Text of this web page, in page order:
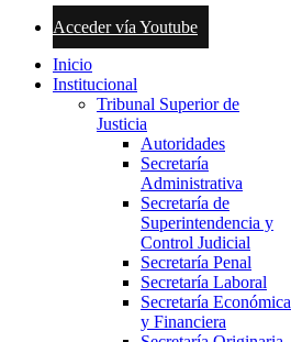
Acceder vía Youtube
Inicio
Institucional
Tribunal Superior de
Justicia
Autoridades
Secretaría
Administrativa
Secretaría de
Superintendencia y
Control Judicial
Secretaría Penal
Secretaría Laboral
Secretaría Económica
y Financiera